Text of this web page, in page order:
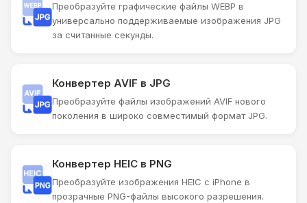
Преобразуйте графические файлы WEBP в
универсально поддерживаемые изображения JPG
за считанные секунды.
Конвертер AVIF в JPG
Преобразуйте файлы изображений AVIF нового
поколения в широко совместимый формат JPG.
Конвертер HEIC в PNG
Преобразуйте изображения HEIC с iPhone в
прозрачные PNG-файлы высокого разрешения.